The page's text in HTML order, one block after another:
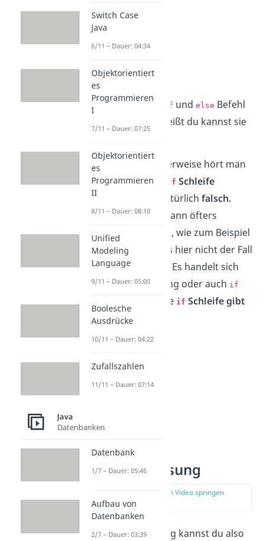
else if(Bedingung){
    //Anweisungen
Hinweis:Der else if und else Befehl
sind optional, das heißt du kannst sie
Achtung:
Fälschlicherweise hört man
oft Leute von einer
if Schleife
sprechen. Das ist natürlich falsch.
Denn eine Schleife kann öfters
durchlaufen werden, wie zum Beispiel
diefor Schleife
, was hier nicht der Fall
ist. Deshalb wichtig: Es handelt sich
um eineifBedingung oder auch if
Anweisung aber eine if Schleife gibt
es nicht!
Java if Anweisung
zur Stelle im Video springen
(00:30)
Mit derifAnweisung kannst du also
Switch Case
Java
6/11 – Dauer: 04:34
Objektorientiert
es
Programmieren
I
7/11 – Dauer: 07:25
Objektorientiert
es
Programmieren
II
8/11 – Dauer: 08:10
Unified
Modeling
Language
9/11 – Dauer: 05:00
Boolesche
Ausdrücke
10/11 – Dauer: 04:22
Zufallszahlen
11/11 – Dauer: 07:14
Java
Datenbanken
Datenbank
1/7 – Dauer: 05:46
Aufbau von
Datenbanken
2/7 – Dauer: 03:39